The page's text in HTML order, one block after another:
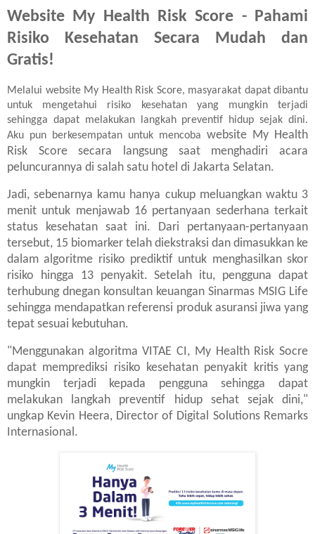
Website My Health Risk Score - Pahami
Risiko Kesehatan Secara Mudah dan
Gratis!
Melalui website My Health Risk Score, masyarakat dapat dibantu
untuk mengetahui risiko kesehatan yang mungkin terjadi
sehingga dapat melakukan langkah preventif hidup sejak dini.
Aku pun berkesempatan untuk mencoba website My Health
Risk Score secara langsung saat menghadiri acara
peluncurannya di salah satu hotel di Jakarta Selatan.
Jadi, sebenarnya kamu hanya cukup meluangkan waktu 3
menit untuk menjawab 16 pertanyaan sederhana terkait
status kesehatan saat ini. Dari pertanyaan-pertanyaan
tersebut, 15 biomarker telah diekstraksi dan dimasukkan ke
dalam algoritme risiko prediktif untuk menghasilkan skor
risiko hingga 13 penyakit. Setelah itu, pengguna dapat
terhubung dnegan konsultan keuangan Sinarmas MSIG Life
sehingga mendapatkan referensi produk asuransi jiwa yang
tepat sesuai kebutuhan.
"Menggunakan algoritma VITAE CI, My Health Risk Socre
dapat memprediksi risiko kesehatan penyakit kritis yang
mungkin terjadi kepada pengguna sehingga dapat
melakukan langkah preventif hidup sehat sejak dini,"
ungkap Kevin Heera, Director of Digital Solutions Remarks
Internasional.